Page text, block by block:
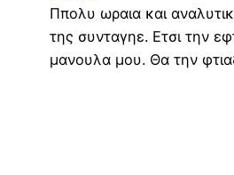
Ππολυ ωραια και
της συνταγηε. Ετσι την
μανουλα μου. Θα την